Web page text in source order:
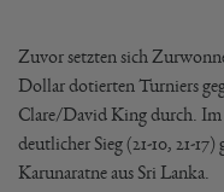
Zuvor setzten sich
Dollar dotierten Turniers
Clare/David King durch. Im
deutlicher Sieg (21-10, 21-
Karunaratne aus Sri Lanka.